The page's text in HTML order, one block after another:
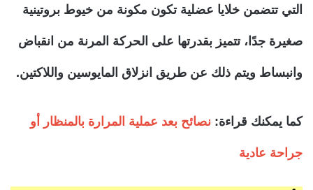
التي تتضمن خلايا عضلية تكون مكونة من خيوط بروتينية
صغيرة جدًا، تتميز بقدرتها على الحركة المرنة من انقباض
وانبساط ويتم ذلك عن طريق انزلاق المايوسين واللاكتين.
كما يمكنك قراءة: نصائح بعد عملية المرارة بالمنظار أو
جراحة عادية